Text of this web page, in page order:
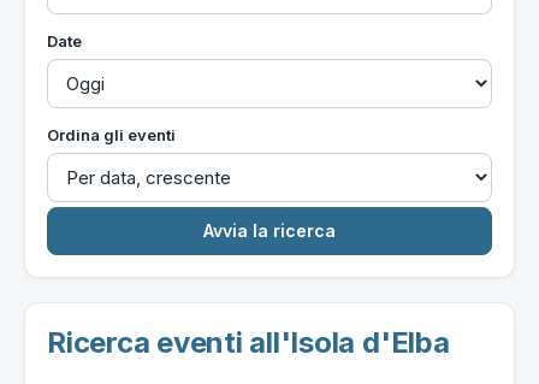
Date
Ordina gli eventi
Ricerca eventi all'Isola d'Elba